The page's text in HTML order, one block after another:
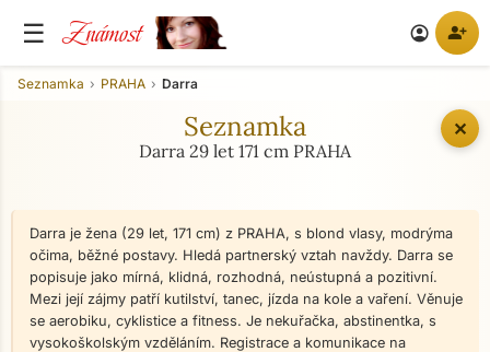
☰ Známost account_circle person_add
✕
Seznamka PRAHA Darra
Seznamka
Darra 29 let 171 cm PRAHA
Darra je žena (29 let, 171 cm) z PRAHA, s blond vlasy, modrýma
očima, běžné postavy. Hledá partnerský vztah navždy. Darra se
popisuje jako mírná, klidná, rozhodná, neústupná a pozitivní.
Mezi její zájmy patří kutilství, tanec, jízda na kole a vaření. Věnuje
se aerobiku, cyklistice a fitness. Je nekuřačka, abstinentka, s
vysokoškolským vzděláním. Registrace a komunikace na